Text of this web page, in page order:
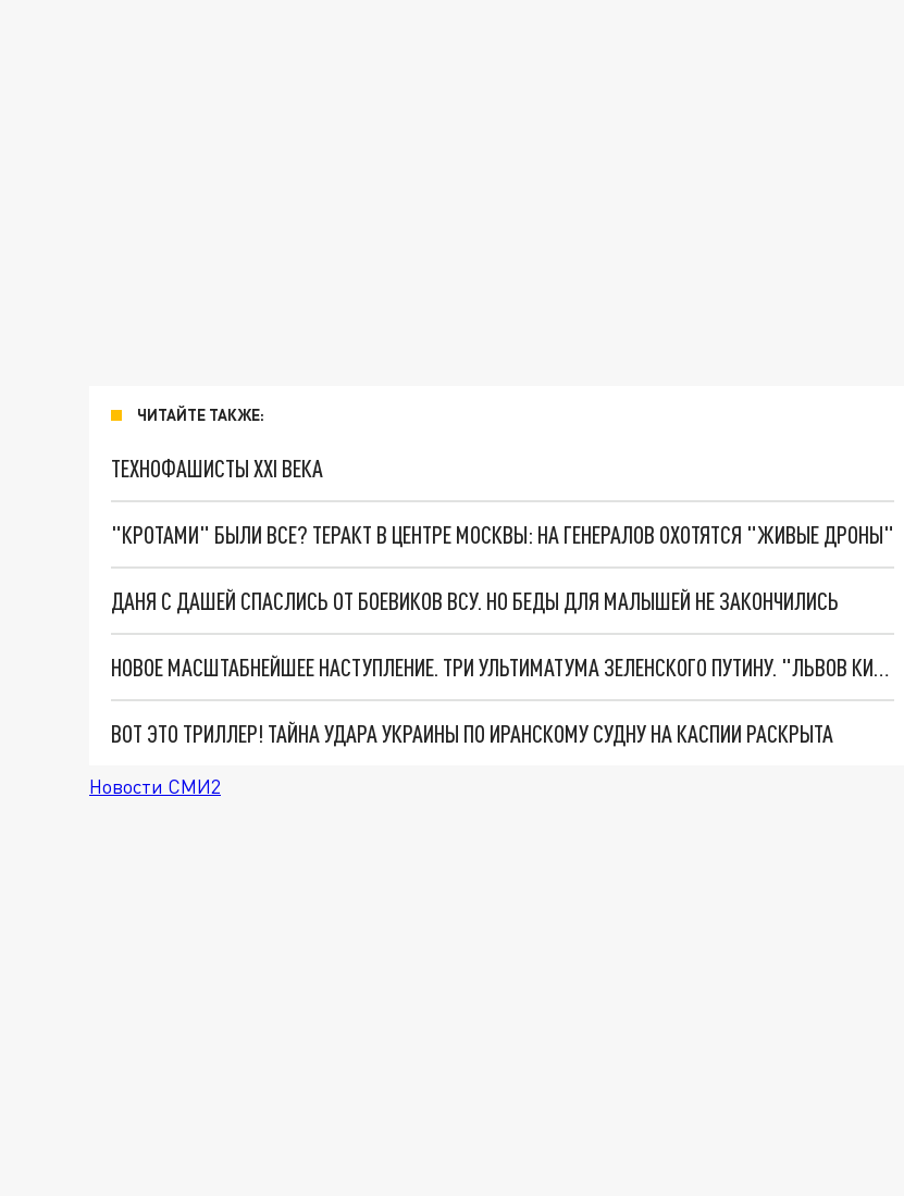
ЧИТАЙТЕ ТАКЖЕ:
ТЕХНОФАШИСТЫ XXI ВЕКА
"КРОТАМИ" БЫЛИ ВСЕ? ТЕРАКТ В ЦЕНТРЕ МОСКВЫ: НА ГЕНЕРАЛОВ ОХОТЯТСЯ "ЖИВЫЕ ДРОНЫ"
ДАНЯ С ДАШЕЙ СПАСЛИСЬ ОТ БОЕВИКОВ ВСУ. НО БЕДЫ ДЛЯ МАЛЫШЕЙ НЕ ЗАКОНЧИЛИСЬ
НОВОЕ МАСШТАБНЕЙШЕЕ НАСТУПЛЕНИЕ. ТРИ УЛЬТИМАТУМА ЗЕЛЕНСКОГО ПУТИНУ. "ЛЬВОВ КИМА" ПОСТАВЯТ НА ПВО? ГЛОБАЛЬНЫЙ ПРОРЫВ ПОД ЗАПОРОЖЬЕМ
ВОТ ЭТО ТРИЛЛЕР! ТАЙНА УДАРА УКРАИНЫ ПО ИРАНСКОМУ СУДНУ НА КАСПИИ РАСКРЫТА
Новости СМИ2